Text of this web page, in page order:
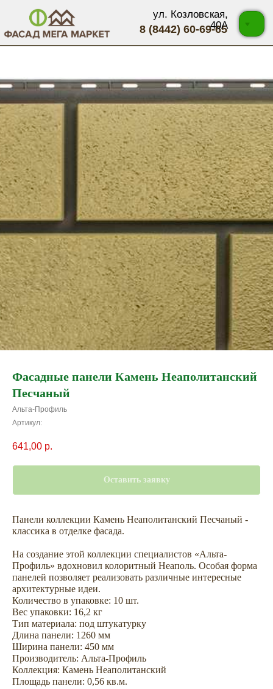
8 (8442) 60-69-65
ул. Козловская,
40А
Фасадные панели Камень Неаполитанский
Песчаный
Альта-Профиль
Артикул:
641,00 р.
Оставить заявку
Панели коллекции Камень Неаполитанский Песчаный -
классика в отделке фасада.
На создание этой коллекции специалистов «Альта-
Профиль» вдохновил колоритный Неаполь. Особая форма
панелей позволяет реализовать различные интересные
архитектурные идеи.
Количество в упаковке: 10 шт.
Вес упаковки: 16,2 кг
Тип материала: под штукатурку
Длина панели: 1260 мм
Ширина панели: 450 мм
Производитель: Альта-Профиль
Коллекция: Камень Неаполитанский
Площадь панели: 0,56 кв.м.
Не откладывайте
покупку на потом